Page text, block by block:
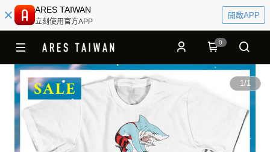
ARES TAIWAN
立刻使用官方APP
開啟APP
0
1/1